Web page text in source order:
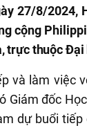
27/8/2024,
cộng
trực thuộc Đại
và làm việc
Giám đốc
dự buổi tiếp